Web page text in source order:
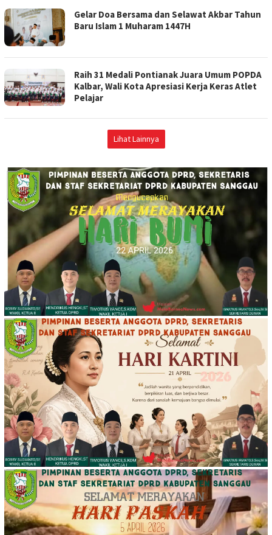
Gelar Doa Bersama dan Selawat Akbar Tahun
Baru Islam 1 Muharam 1447H
Raih 31 Medali Pontianak Juara Umum POPDA
Kalbar, Wali Kota Apresiasi Kerja Keras Atlet
Pelajar
Lihat Lainnya